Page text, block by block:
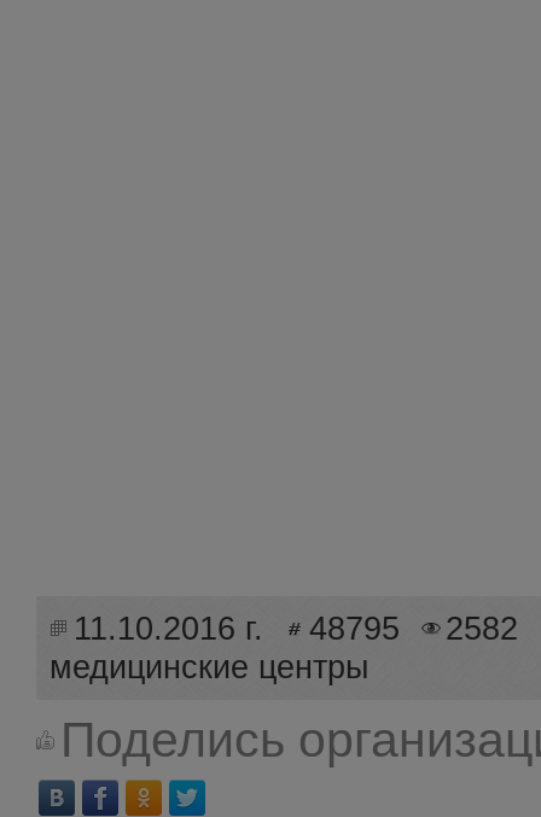
11.10.2016 г. 48795
2582
медицинские центры
Поделись